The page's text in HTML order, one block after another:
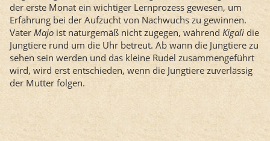
der erste Monat ein wichtiger Lernprozess gewesen, um
Erfahrung bei der Aufzucht von Nachwuchs zu gewinnen.
Vater Majo ist naturgemäß nicht zugegen, während Kigali die
Jungtiere rund um die Uhr betreut. Ab wann die Jungtiere zu
sehen sein werden und das kleine Rudel zusammengeführt
wird, wird erst entschieden, wenn die Jungtiere zuverlässig
der Mutter folgen.